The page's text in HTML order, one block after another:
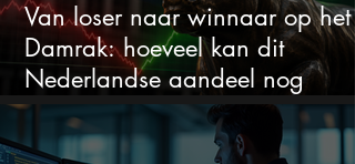
Van loser naar winnaar op het
Damrak: hoeveel kan dit
Nederlandse aandeel nog
stijgen?